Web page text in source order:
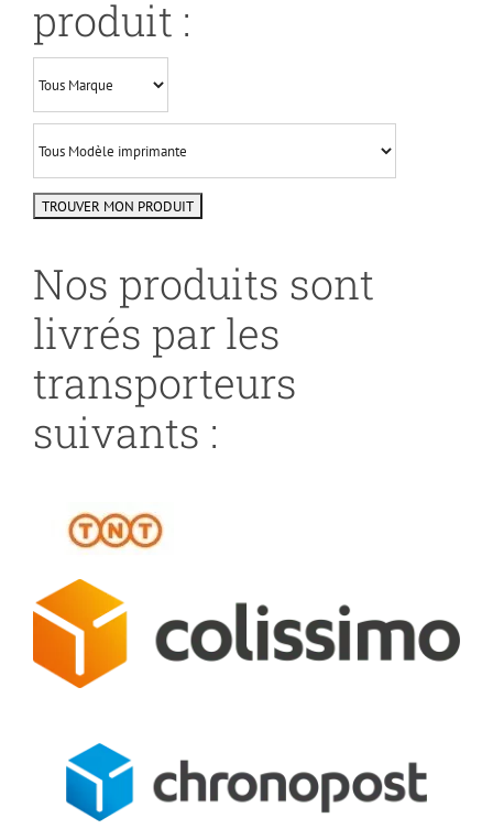
produit :
Nos produits sont
livrés par les
transporteurs
suivants :